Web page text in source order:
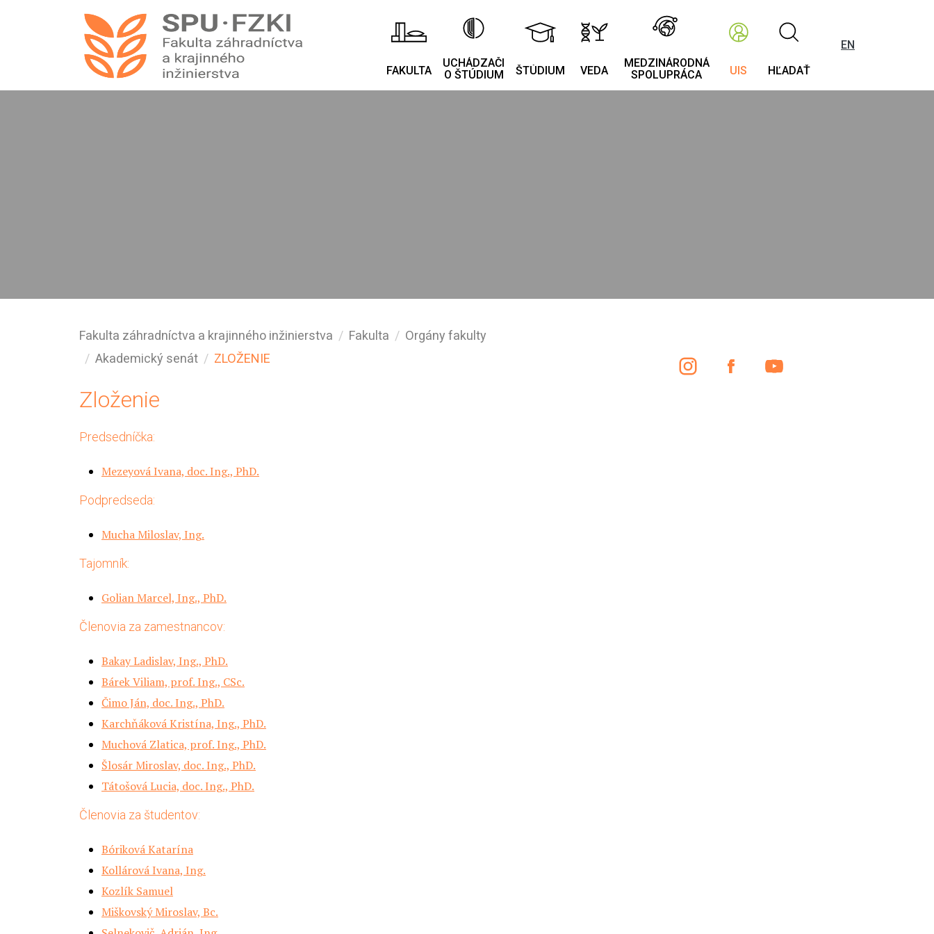
FAKULTA
UCHÁDZAČI
O ŠTÚDIUM
ŠTÚDIUM VEDA
MEDZINÁRODNÁ
SPOLUPRÁCA
UIS HĽADAŤ
EN
Fakulta záhradníctva a krajinného inžinierstva Fakulta
Orgány fakulty
Akademický senát
ZLOŽENIE
Zloženie
Predsedníčka:
Mezeyová Ivana, doc. Ing., PhD.
Podpredseda:
Mucha Miloslav, Ing.
Tajomník:
Golian Marcel, Ing., PhD.
Členovia za zamestnancov:
Bakay Ladislav, Ing., PhD.
Bárek Viliam, prof. Ing., CSc.
Čimo Ján, doc. Ing., PhD.
Karchňáková Kristína, Ing., PhD.
Muchová Zlatica, prof. Ing., PhD.
Šlosár Miroslav, doc. Ing., PhD.
Tátošová Lucia, doc. Ing., PhD.
Členovia za študentov:
Bóriková Katarína
Kollárová Ivana, Ing.
Kozlík Samuel
Miškovský Miroslav, Bc.